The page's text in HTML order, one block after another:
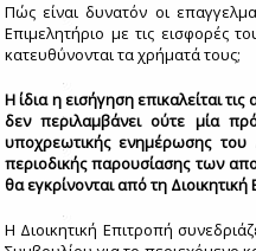
Πώς είναι δυνατόν οι
Επιμελητήριο με τις εισφορές
κατευθύνονται τα χρήματά τους;
Η ίδια η εισήγηση επικαλείται
δεν περιλαμβάνει ούτε μία
υποχρεωτικής ενημέρωσης του
περιοδικής παρουσίασης των
θα εγκρίνονται από τη Διοικητική
Η Διοικητική Επιτροπή